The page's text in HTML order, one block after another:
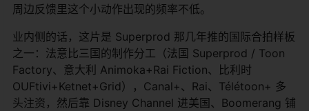
周边反馈里这个小动作出现的频率不低。
业内侧的话，这片是 Superprod 那几年推的国际合拍样板
之一：法意比三国的制作分工（法国 Superprod / Toon
Factory、意大利 Animoka+Rai Fiction、比利时
OUFtivi+Ketnet+Grid），Canal+、Rai、Télétoon+ 多
头注资，然后靠 Disney Channel 进美国、Boomerang 铺